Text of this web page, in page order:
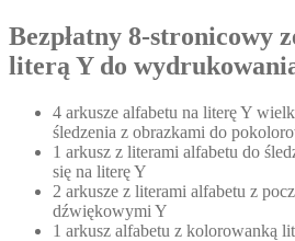
Bezpłatny 8-stronicowy
literą Y do
4 arkusze alfabetu na literę Y
śledzenia z obrazkami do
1 arkusz z literami alfabetu do
się na literę Y
2 arkusze z literami alfabetu z
dźwiękowymi Y
1 arkusz alfabetu z kolorowanką